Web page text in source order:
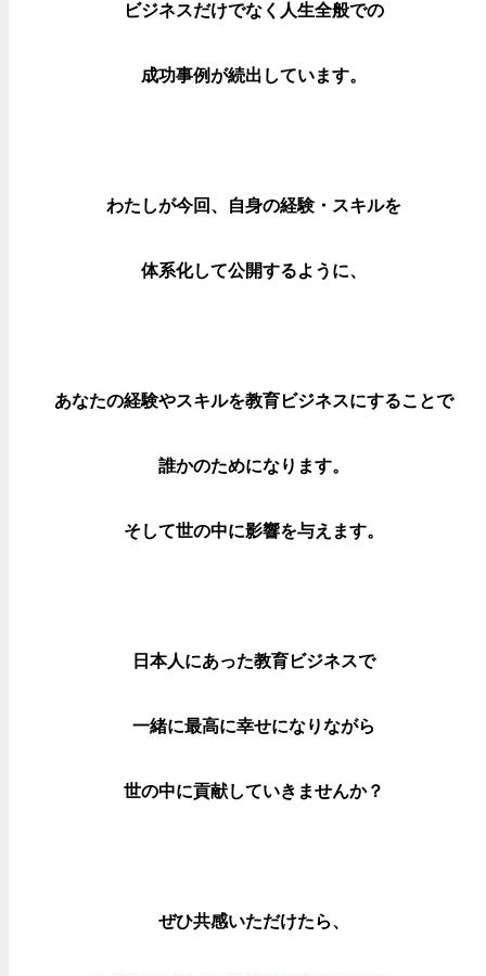
ビジネスだけでなく人生全般での
成功事例が続出しています。
わたしが今回、 自身の経験・スキルを
体系化して公開するように、
あなたの経験やスキルを教育ビジネスにすることで
誰かのためになります。
そして世の中に影響を与えます。
日本人にあった教育ビジネスで
一緒に最高に幸せになりながら
世の中に貢献していきませんか？
ぜひ共感いただけたら、